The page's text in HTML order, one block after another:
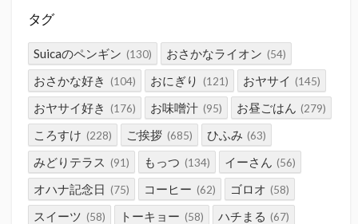
タグ
Suicaのペンギン (130) おさかなライオン (54)
おさかな好き (104) おにぎり (121) おヤサイ (145)
おヤサイ好き (176) お味噌汁 (95) お昼ごはん (279)
ころすけ (228) ご挨拶 (685) ひふみ (63)
みどりテラス (91) もっつ (134) イーさん (56)
オハナ記念日 (75) コーヒー (62) ゴロオ (58)
スイーツ (58) トーキョー (58) ハチまる (67)